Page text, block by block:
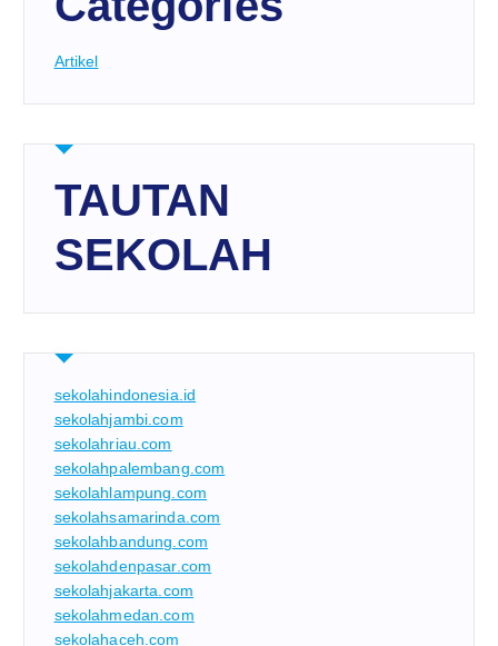
Artikel
TAUTAN
SEKOLAH
sekolahindonesia.id
sekolahjambi.com
sekolahriau.com
sekolahpalembang.com
sekolahlampung.com
sekolahsamarinda.com
sekolahbandung.com
sekolahdenpasar.com
sekolahjakarta.com
sekolahmedan.com
sekolahaceh.com